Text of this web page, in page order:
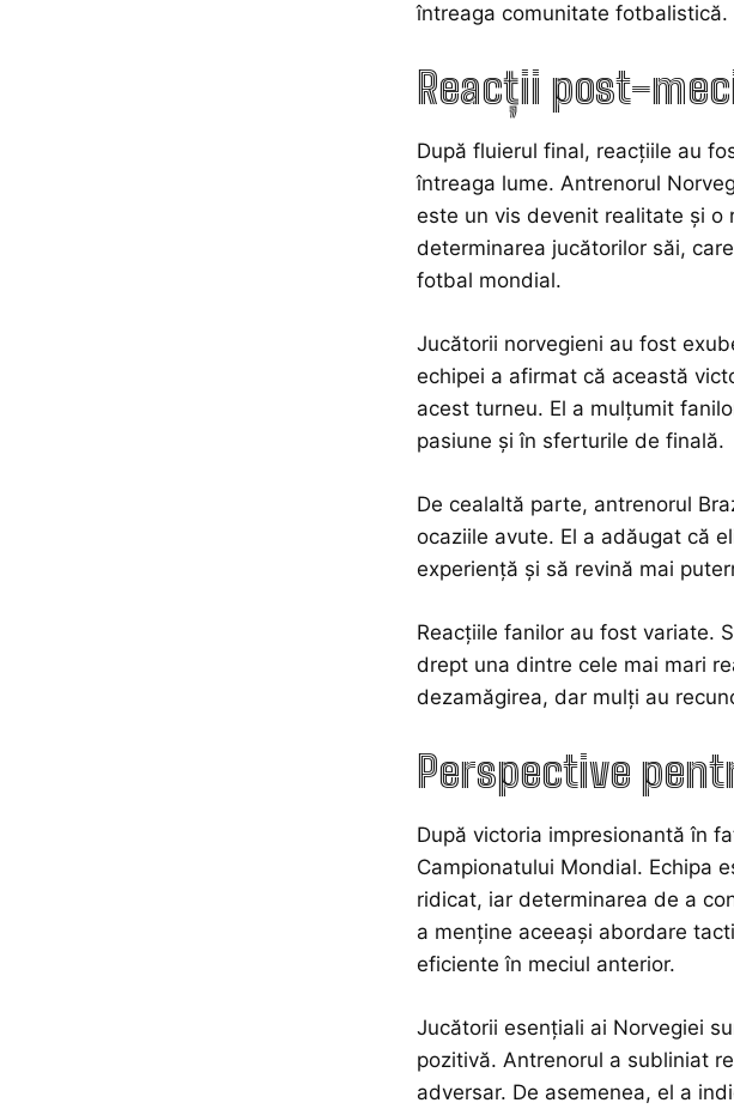
întreaga comunitate fotbalistică.
Reacții post-
După fluierul final, reacțiile au
întreaga lume. Antrenorul
este un vis devenit realitate și o
determinarea jucătorilor săi,
fotbal mondial.
Jucătorii norvegieni au fost
echipei a afirmat că această
acest turneu. El a mulțumit
pasiune și în sferturile de finală.
De cealaltă parte, antrenorul
ocaziile avute. El a adăugat că
experiență și să revină mai
Reacțiile fanilor au fost variate.
drept una dintre cele mai mari
dezamăgirea, dar mulți au
Perspective
După victoria impresionantă în
Campionatului Mondial. Echipa
ridicat, iar determinarea de a
a menține aceeași abordare
eficiente în meciul anterior.
Jucătorii esențiali ai Norvegiei
pozitivă. Antrenorul a subliniat
adversar. De asemenea, el a